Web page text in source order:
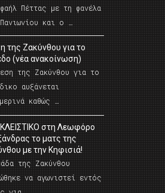
Πέττας με τη φανέλα
και ο …
της Ζακύνθου για το
(νέα ανακοίνωση)
της Ζακύνθου για το
αυξάνεται
καθώς …
στη Λεωφόρο
το ματς της
με την Κηφισιά!
της Ζακύνθου
να αγωνιστεί εντός